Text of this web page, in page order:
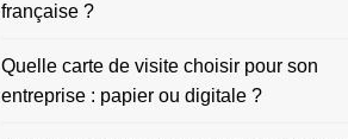
française ?
Quelle carte de visite choisir pour son
entreprise : papier ou digitale ?